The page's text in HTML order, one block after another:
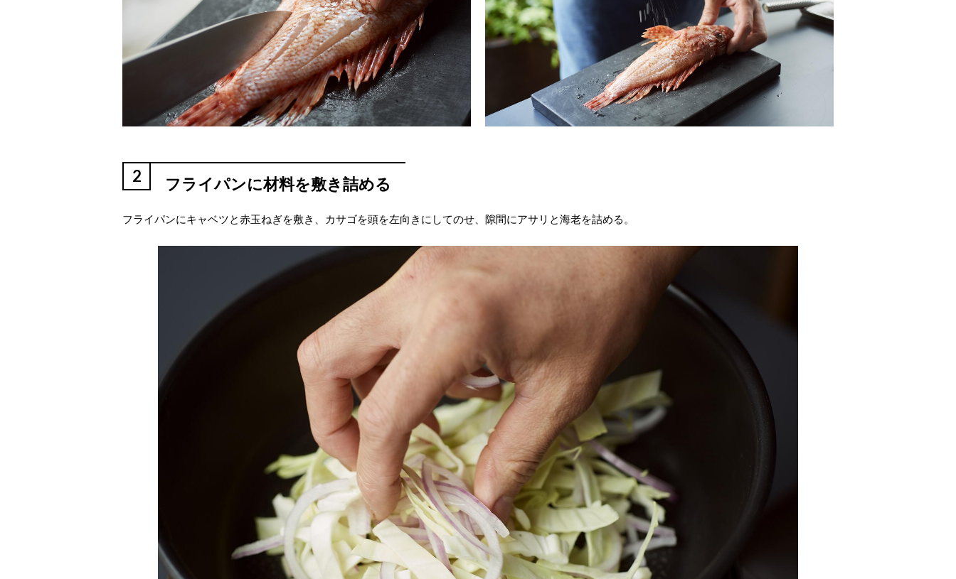
2 フライパンに材料を敷き詰める
フライパンにキャベツと赤玉ねぎを敷き、カサゴを頭を左向きにしてのせ、隙間にアサリと海老を詰める。